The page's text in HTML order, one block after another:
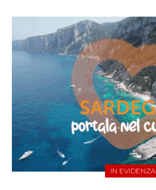
IN EVIDENZA